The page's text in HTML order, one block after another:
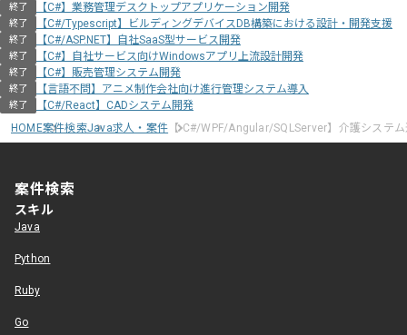
終了 【C#】業務管理デスクトップアプリケーション開発
終了 【C#/Typescript】ビルディングデバイスDB構築における設計・開発支援
終了 【C#/ASP.NET】自社SaaS型サービス開発
終了 【C#】自社サービス向けWindowsアプリ上流設計開発
終了 【C#】販売管理システム開発
終了 【言語不問】アニメ制作会社向け進行管理システム導入
終了
【C#/React】CADシステム開発
HOME案件検索Java求人・案件 【 C#/WPF/Angular/SQLServer】介護システ
案件検索
スキル
Java
Python
Ruby
Go